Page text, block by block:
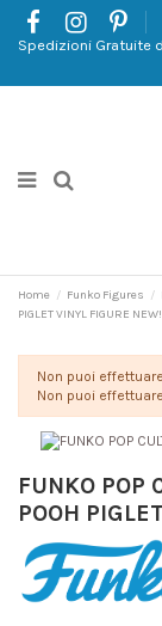
Spedizioni Gratuite
Home Funko Figures
PIGLET VINYL FIGURE NEW!
Non puoi
Non puoi
FUNKO POP
POOH